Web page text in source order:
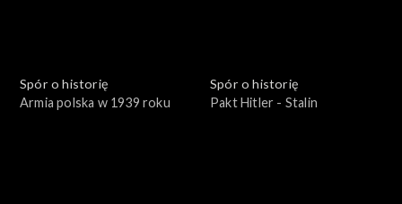
Spór o historię
Armia polska w 1939 roku
Spór o historię
Pakt Hitler - Stalin